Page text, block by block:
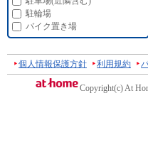
駐輪場
バイク置き場
個人情報保護方針 利用規約
Copyright(c) At